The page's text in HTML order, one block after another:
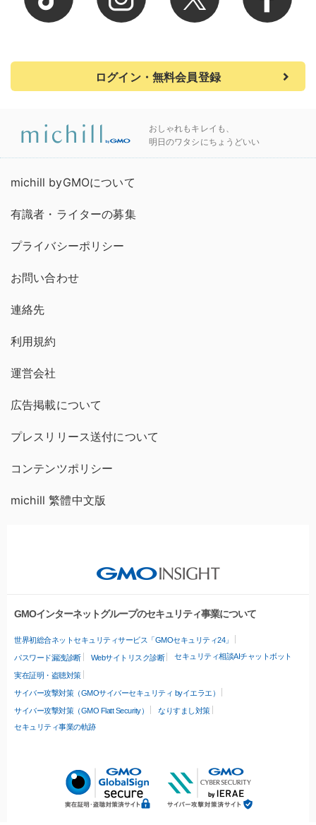
ログイン・無料会員登録
おしゃれもキレイも、
明日のワタシにちょうどいい
michill byGMOについて
有識者・ライターの募集
プライバシーポリシー
お問い合わせ
連絡先
利用規約
運営会社
広告掲載について
プレスリリース送付について
コンテンツポリシー
michill 繁體中文版
GMOインターネットグループのセキュリティ事業について
世界初総合ネットセキュリティサービス「GMOセキュリティ24」
パスワード漏洩診断 Webサイトリスク診断 セキュリティ相談AIチャットボット
実在証明・盗聴対策
サイバー攻撃対策（GMOサイバーセキュリティ byイエラエ）
サイバー攻撃対策（GMO Flatt Security）
なりすまし対策
セキュリティ事業の軌跡